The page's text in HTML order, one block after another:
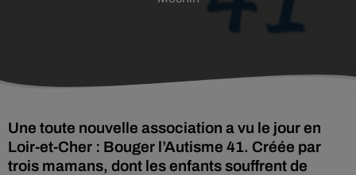
Une toute nouvelle association a vu le jour en
Loir-et-Cher : Bouger l’Autisme 41. Créée par
trois mamans, dont les enfants souffrent de